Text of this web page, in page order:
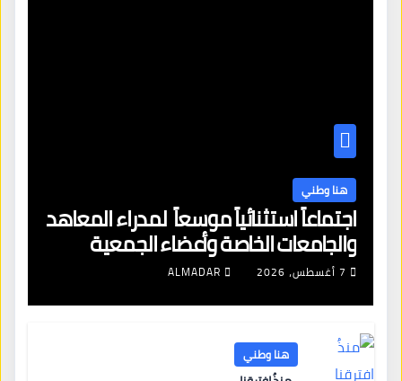
هنا وطني
اجتماعاً استثنائياً موسعاً لمدراء المعاهد
والجامعات الخاصة وأعضاء الجمعية
العمومية للنقابة العامة لمؤسسات
7 أغسطس، 2026 ALMADAR
هنا وطني